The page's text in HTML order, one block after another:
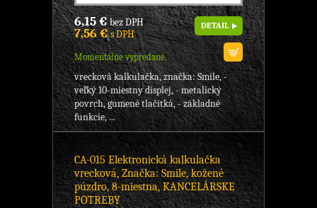
6,15 €bez DPH
7,56 €s DPH
Momentálne vypredané.
DETAIL
vrecková kalkulačka, značka: Smile, -
veľký 10-miestny displej, - metalický
povrch, gumené tlačítká, - základné
funkcie, ...
CA-015 Elektronická kalkulačka
vrecková, Značka: Smile, kožené
púzdro, 8-miestna, KANCELÁRSKE
POTREBY